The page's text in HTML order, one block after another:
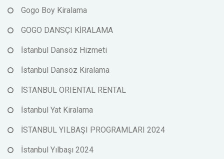
Gogo Boy Kiralama
GOGO DANSÇI KİRALAMA
İstanbul Dansöz Hizmeti
İstanbul Dansöz Kiralama
İSTANBUL ORIENTAL RENTAL
İstanbul Yat Kiralama
İSTANBUL YILBAŞI PROGRAMLARI 2024
İstanbul Yılbaşı 2024